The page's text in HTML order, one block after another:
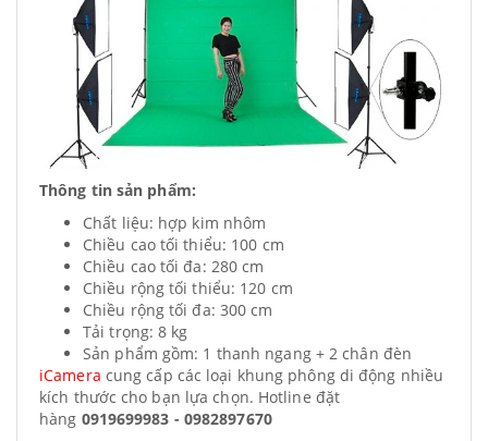
Thông tin sản phẩm:
Chất liệu: hợp kim nhôm
Chiều cao tối thiểu: 100 cm
Chiều cao tối đa: 280 cm
Chiều rộng tối thiểu: 120 cm
Chiều rộng tối đa: 300 cm
Tải trọng: 8 kg
Sản phẩm gồm: 1 thanh ngang + 2 chân đèn
iCamera cung cấp các loại khung phông di động nhiều
kích thước cho bạn lựa chọn. Hotline đặt
hàng 0919699983 - 0982897670